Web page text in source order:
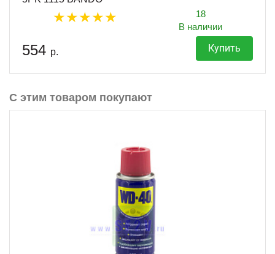
18
В наличии
554 р. Купить
С этим товаром покупают